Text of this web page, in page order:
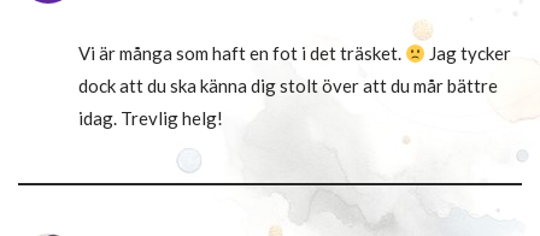
Vi är många som haft en fot i det träsket.
Jag tycker
dock att du ska känna dig stolt över att du mår bättre
idag. Trevlig helg!